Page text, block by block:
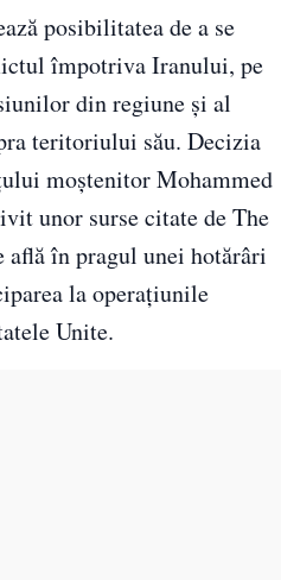
posibilitatea de a se
împotriva Iranului, pe
din regiune și al
teritoriului său. Decizia
moștenitor Mohammed
unor surse citate de The
află în pragul unei hotărâri
la operațiunile
Unite.